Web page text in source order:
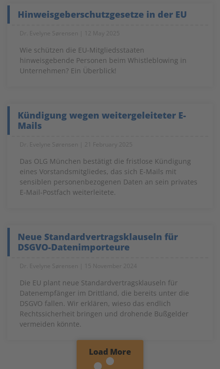
Hinweisgeberschutzgesetze in der EU
Dr. Evelyne Sørensen 12 May 2025
Wie schützen die EU-Mitgliedsstaaten
hinweisgebende Personen beim Whistleblowing in
Unternehmen? Ein Überblick!
Kündigung wegen weitergeleiteter E-
Mails
Dr. Evelyne Sørensen 21 February 2025
Das OLG München bestätigt die fristlose Kündigung
eines Vorstandsmitgliedes, das sich E-Mails mit
sensiblen personenbezogenen Daten an sein privates
E-Mail-Postfach weiterleitete.
Neue Standardvertragsklauseln für
DSGVO-Datenimporteure
Dr. Evelyne Sørensen 15 November 2024
Die EU plant neue Standardvertragsklauseln für
Datenempfänger im Drittland, die bereits unter die
DSGVO fallen. Wir erklären, wieso das endlich
Rechtssicherheit bringen und drohende Bußgelder
vermeiden könnte.
Load More